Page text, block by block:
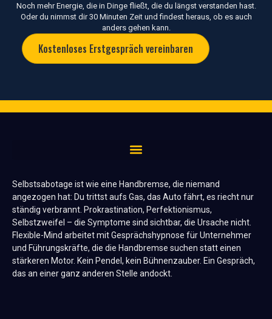
Noch mehr Energie, die in Dinge fließt, die du längst verstanden hast.
Oder du nimmst dir 30 Minuten Zeit und findest heraus, ob es auch
anders gehen kann.
Kostenloses Erstgespräch vereinbaren
Selbstsabotage ist wie eine Handbremse, die niemand
angezogen hat: Du trittst aufs Gas, das Auto fährt, es riecht nur
ständig verbrannt. Prokrastination, Perfektionismus,
Selbstzweifel – die Symptome sind sichtbar, die Ursache nicht.
Flexible-Mind arbeitet mit Gesprächshypnose für Unternehmer
und Führungskräfte, die die Handbremse suchen statt einen
stärkeren Motor. Kein Pendel, kein Bühnenzauber. Ein Gespräch,
das an einer ganz anderen Stelle andockt.